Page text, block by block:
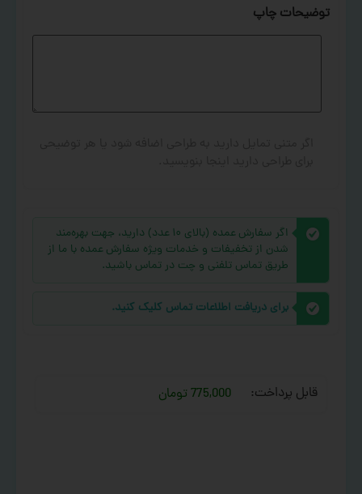
توضیحات چاپ
اگر سفارش عمده (بالای ۱۰ عدد) دارید، جهت بهره‌مند
شدن از تخفیفات و خدمات ویژه سفارش عمده با ما از
طریق تماس تلفنی و چت در تماس باشید.
برای دریافت اطلاعات تماس کلیک کنید.
قابل پرداخت: 775,000 تومان